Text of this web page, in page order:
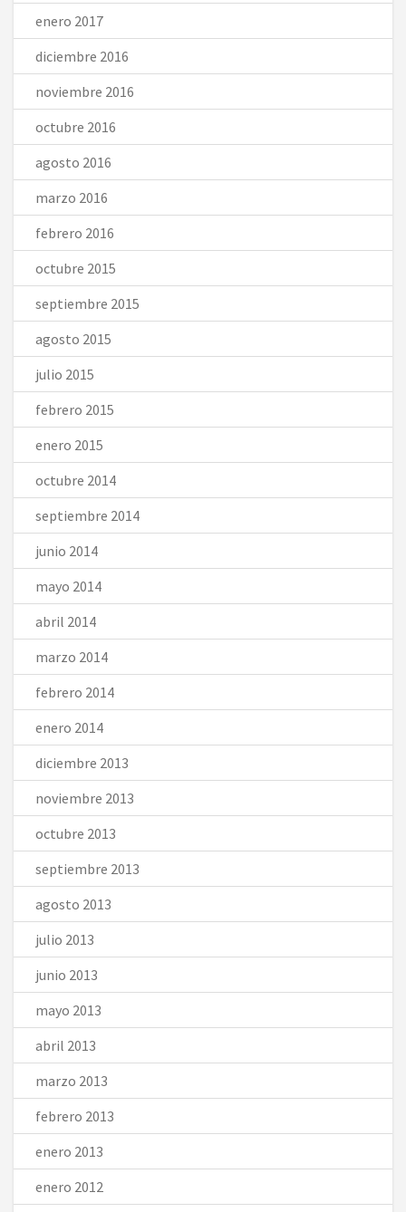
enero 2017
diciembre 2016
noviembre 2016
octubre 2016
agosto 2016
marzo 2016
febrero 2016
octubre 2015
septiembre 2015
agosto 2015
julio 2015
febrero 2015
enero 2015
octubre 2014
septiembre 2014
junio 2014
mayo 2014
abril 2014
marzo 2014
febrero 2014
enero 2014
diciembre 2013
noviembre 2013
octubre 2013
septiembre 2013
agosto 2013
julio 2013
junio 2013
mayo 2013
abril 2013
marzo 2013
febrero 2013
enero 2013
enero 2012